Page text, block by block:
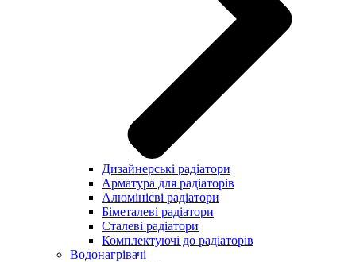
Дизайнерські радіатори
Арматура для радіаторів
Алюмінієві радіатори
Біметалеві радіатори
Сталеві радіатори
Комплектуючі до радіаторів
Водонагрівачі